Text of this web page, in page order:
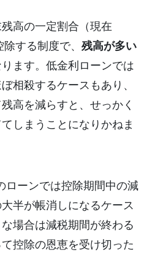
高の一定割合（現在
する制度で、 残高が多い
ます。低金利ローンでは
相殺するケースもあり、
高を減らすと、せっかく
しまうことになりかねま
ローンでは控除期間中の減
半が帳消しになるケース
場合は減税期間が終わる
控除の恩恵を受け切った